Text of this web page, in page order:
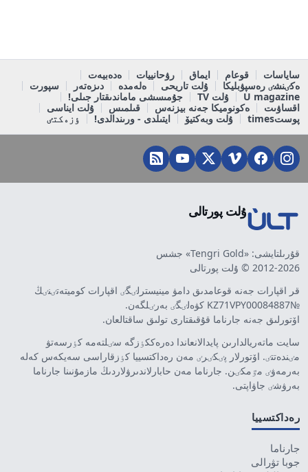
ساياسات قوعام ايماق رۋحانييات
ەدەبيەت
ەكٸنشٸ رەسپۋبليكا
ۇلت تاريحى ەلەمدە دىزەتەر
سپورت
U magazine
ۇلت TV
جۇمىسشى ماماندىقتار جىلى!
اقساۋىت
ەكونوميكا جەنە بيزنەس قىلمىس
ۇلت ايناسى
پوستtimes
ۇلت وبەكتيۆ ايتىلدى - ورىندالدى! ٶزەكتٸ
ۇلت پورتالى
قۇرىلتايشى: «Tengri Gold» جشس
2012-2026 © ۇلت پورتالى
قر اقپارات جەنە قوعامدىق دامۋ مينيسترلٸگٸ اقپارات كوميتەتٸنٸڭ
№KZ71VPY00084887 كۋەلٸگٸ بەرٸلگەن.
اۆتورلىق جەنە جارناما قۇقىقتارى تولىق ساقتالعان.
سايت ماتەريالدارىن پايدالانعاندا دەرەككٶزگە سٸلتەمە كٶرسەتۋ
مٸندەتتٸ. اۆتورلار پٸكٸرٸ مەن رەداكتسييا كٶزقاراسى سەيكەس كەلە
بەرمەۋٸ مٷمكٸن. جارناما مەن حابارلاندىرۋلاردىڭ مازمۇنىنا جارناما
بەرۋشٸ جاۋاپتى.
رەداكتسييا
جارناما
جوبا تۋرالى